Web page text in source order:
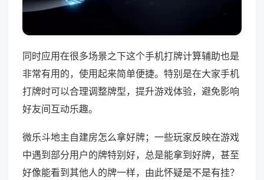
同时应用在很多场景之下这个手机打牌计算辅助也是
非常有用的，使用起来简单便捷。特别是在大家手机
打牌时可以合理调整牌型，提升游戏体验，避免影响
好友间互动乐趣。
微乐斗地主自建房怎么拿好牌；一些玩家反映在游戏
中遇到部分用户的牌特别好，总是能拿到好牌，甚至
好像能看到其他人的牌一样，由此怀疑是不是有挂？